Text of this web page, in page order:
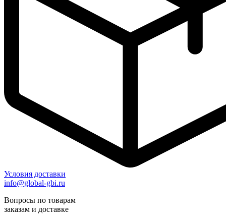
Условия доставки
info@global-gbi.ru
Вопросы по товарам
заказам и доставке